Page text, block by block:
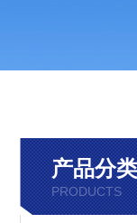
产品分类
PRODUCTS